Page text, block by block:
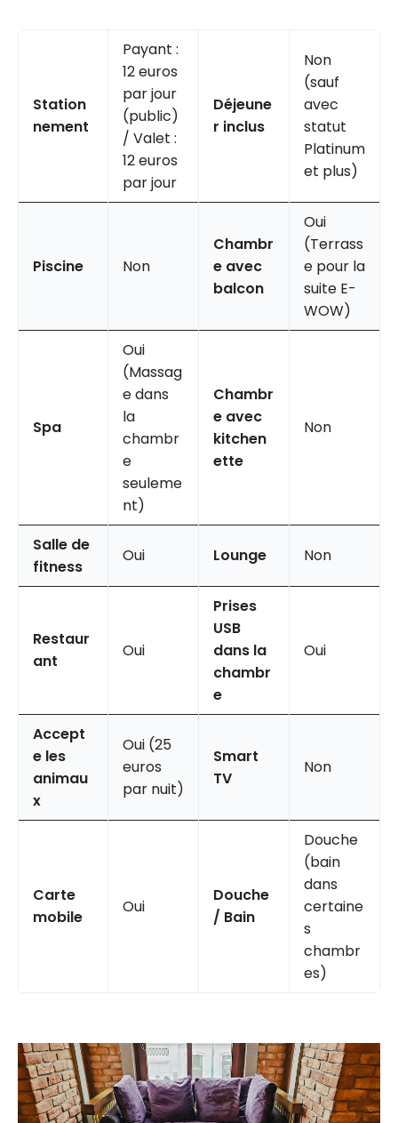
Station
nement
Payant :
12 euros
par jour
(public)
/ Valet :
12 euros
par jour
Déjeune
r inclus
Non
(sauf
avec
statut
Platinum
et plus)
Piscine Non
Chambr
e avec
balcon
Oui
(Terrass
e pour la
suite E-
WOW)
Spa
Oui
(Massag
e dans
la
chambr
e
seuleme
nt)
Chambr
e avec
kitchen
ette
Non
Salle de
fitness
Oui Lounge Non
Restaur
ant
Oui
Prises
USB
dans la
chambr
e
Oui
Accept
e les
animau
x
Oui (25
euros
par nuit)
Smart
TV
Non
Carte
mobile
Oui
Douche
/ Bain
Douche
(bain
dans
certaine
s
chambr
es)